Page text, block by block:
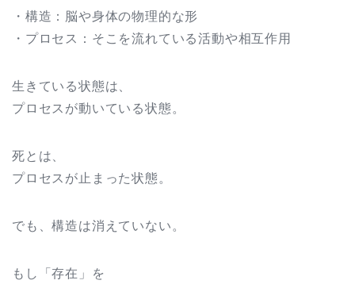
・構造：脳や身体の物理的な形
・プロセス：そこを流れている活動や相互作用
生きている状態は、
プロセスが動いている状態。
死とは、
プロセスが止まった状態。
でも、構造は消えていない。
もし「存在」を